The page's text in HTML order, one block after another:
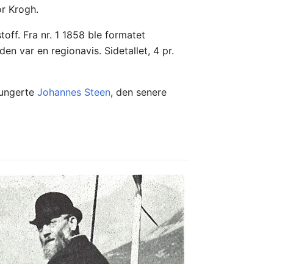
Krogh.
Fra nr. 1 1858 ble formatet
var en regionavis. Sidetallet, 4 pr.
Johannes Steen, den senere